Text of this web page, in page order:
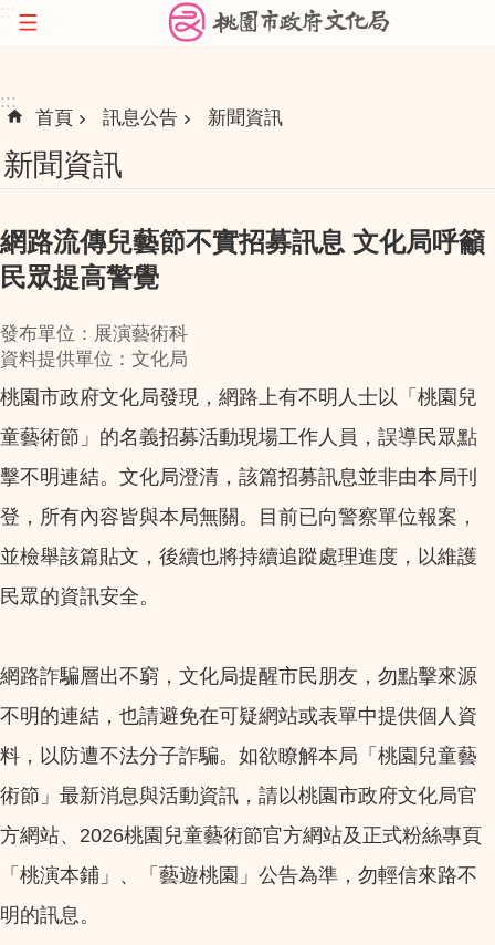
跳到主要內容區塊
:::
首頁 訊息公告 新聞資訊
新聞資訊
網路流傳兒藝節不實招募訊息 文化局呼籲
民眾提高警覺
發布單位：展演藝術科
資料提供單位：文化局
桃園市政府文化局發現，網路上有不明人士以「桃園兒
童藝術節」的名義招募活動現場工作人員，誤導民眾點
擊不明連結。文化局澄清，該篇招募訊息並非由本局刊
登，所有內容皆與本局無關。目前已向警察單位報案，
並檢舉該篇貼文，後續也將持續追蹤處理進度，以維護
民眾的資訊安全。
網路詐騙層出不窮，文化局提醒市民朋友，勿點擊來源
不明的連結，也請避免在可疑網站或表單中提供個人資
料，以防遭不法分子詐騙。如欲瞭解本局「桃園兒童藝
術節」最新消息與活動資訊，請以桃園市政府文化局官
方網站、2026桃園兒童藝術節官方網站及正式粉絲專頁
「桃演本鋪」、「藝遊桃園」公告為準，勿輕信來路不
明的訊息。